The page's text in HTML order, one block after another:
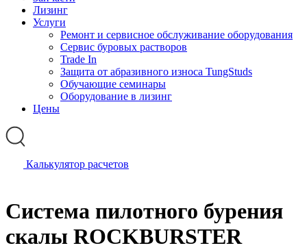
Лизинг
Услуги
Ремонт и сервисное обслуживание оборудования
Сервис буровых растворов
Trade In
Защита от абразивного износа TungStuds
Обучающие семинары
Оборудование в лизинг
Цены
Калькулятор расчетов
Система пилотного бурения
скалы ROCKBURSTER